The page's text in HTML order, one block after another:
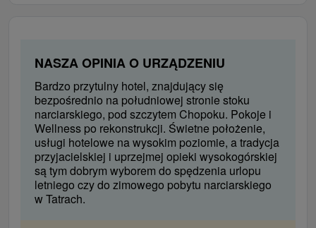
NASZA OPINIA O URZĄDZENIU
Bardzo przytulny hotel, znajdujący się
bezpośrednio na południowej stronie stoku
narciarskiego, pod szczytem Chopoku. Pokoje i
Wellness po rekonstrukcji. Świetne położenie,
usługi hotelowe na wysokim poziomie, a tradycja
przyjacielskiej i uprzejmej opieki wysokogórskiej
są tym dobrym wyborem do spędzenia urlopu
letniego czy do zimowego pobytu narciarskiego
w Tatrach.